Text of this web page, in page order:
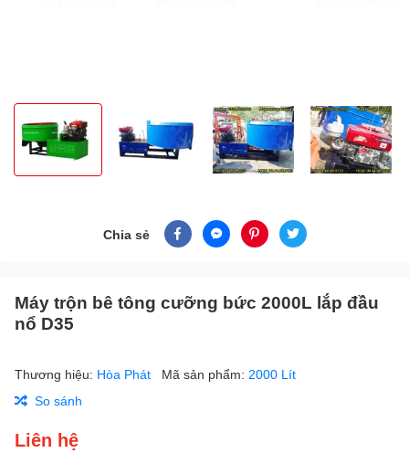
Chia sẻ
Máy trộn bê tông cưỡng bức 2000L lắp đầu
nổ D35
Thương hiệu: Hòa Phát Mã sản phẩm: 2000 Lít
So sánh
Liên hệ